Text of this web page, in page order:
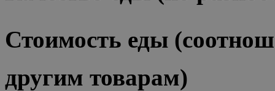
Стоимость еды
другим товарам)